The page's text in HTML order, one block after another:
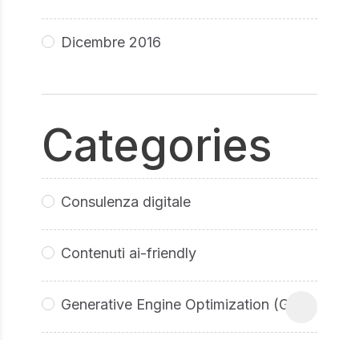
Dicembre 2016
Categories
Consulenza digitale
Contenuti ai-friendly
Generative Engine Optimization (GEO